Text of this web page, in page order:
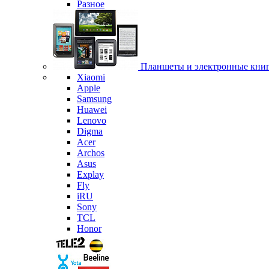
Разное
Планшеты и электронные
Xiaomi
Apple
Samsung
Huawei
Lenovo
Digma
Acer
Archos
Asus
Explay
Fly
iRU
Sony
TCL
Honor